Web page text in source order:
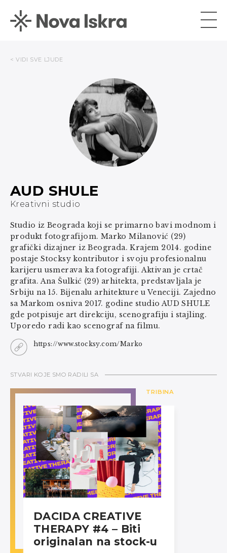
< VIDI SVE LJUDE
AUD SHULE
Kreativni studio
Studio iz Beograda koji se primarno bavi modnom i
produkt fotografijom. Marko Milanović (29)
grafički dizajner iz Beograda. Krajem 2014. godine
postaje Stocksy kontributor i svoju profesionalnu
karijeru usmerava ka fotografiji. Aktivan je crtač
grafita. Ana Šulkić (29) arhitekta, predstavljala je
Srbiju na 15. Bijenalu arhitekture u Veneciji. Zajedno
sa Markom osniva 2017. godine studio AUD SHULE
gde potpisuje art direkciju, scenografiju i stajling.
Uporedo radi kao scenograf na filmu.
https://www.stocksy.com/Marko
STVARI KOJE SMO RADILI SA
TRIBINA
DACIDA CREATIVE
THERAPY #4 – Biti
originalan na stock-u